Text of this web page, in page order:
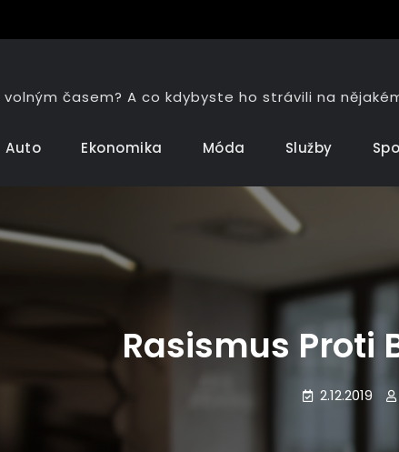
časem? A co kdybyste ho strávili na
Auto
Ekonomika Móda Služby
Rasismus Proti
2.12.2019